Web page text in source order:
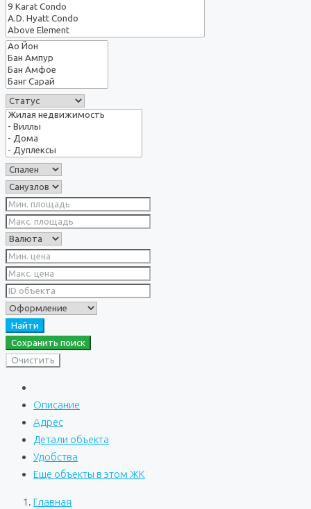
Найти
Сохранить поиск
Очистить
Описание
Адрес
Детали объекта
Удобства
Еще объекты в этом ЖК
Главная